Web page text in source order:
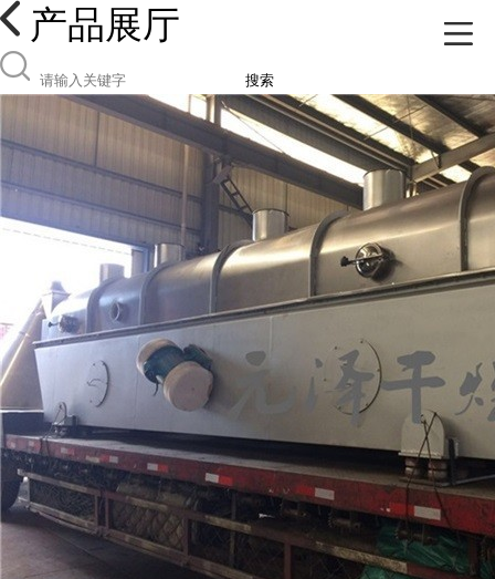
产品展厅
搜索